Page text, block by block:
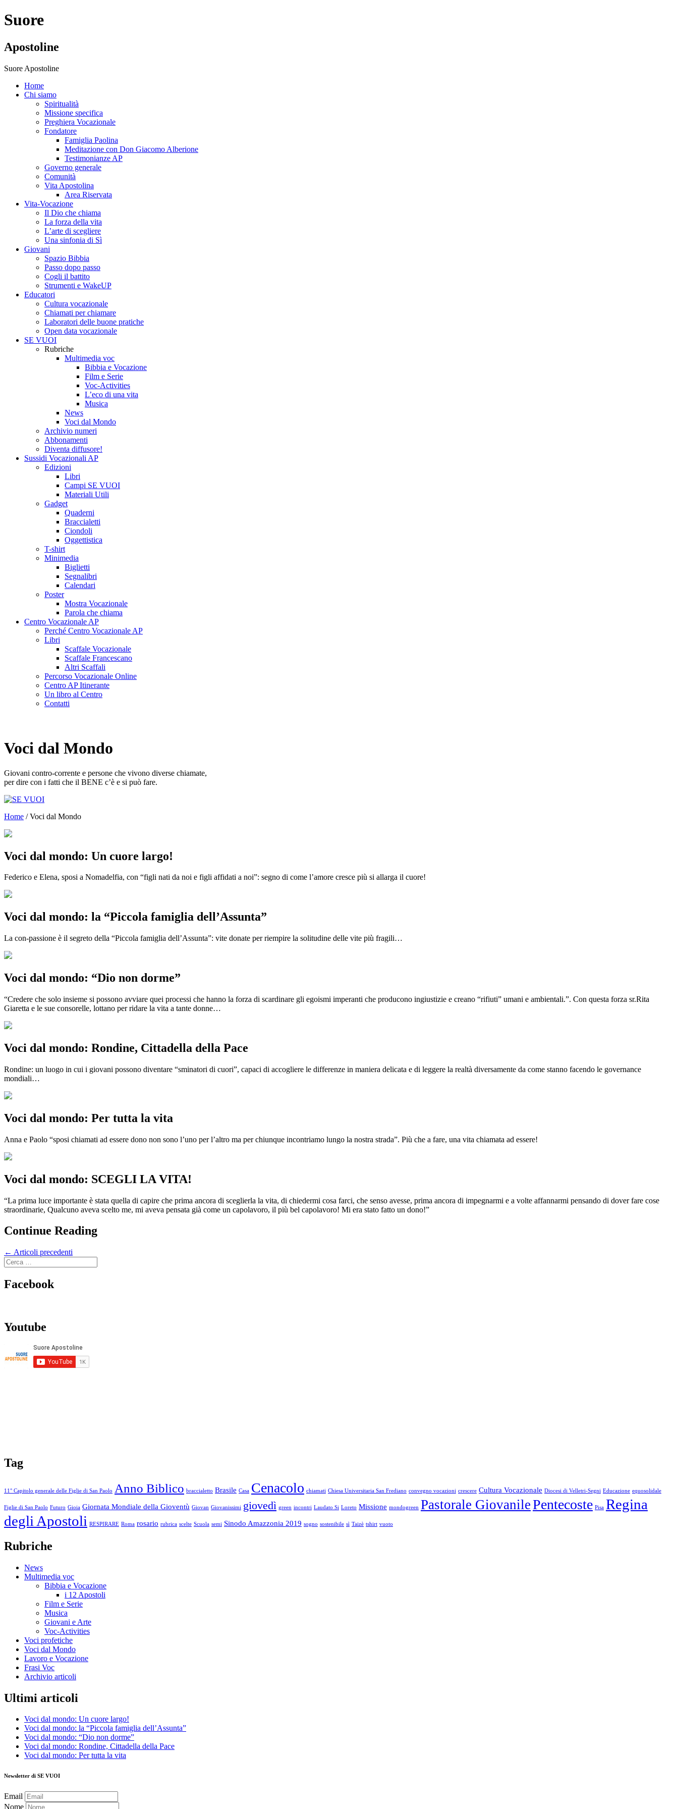
Suore
Apostoline
Suore Apostoline
Home
Chi siamo
Spiritualità
Missione specifica
Preghiera Vocazionale
Fondatore
Famiglia Paolina
Meditazione con Don Giacomo Alberione
Testimonianze AP
Governo generale
Comunità
Vita Apostolina
Area Riservata
Vita-Vocazione
Il Dio che chiama
La forza della vita
L’arte di scegliere
Una sinfonia di Sì
Giovani
Spazio Bibbia
Passo dopo passo
Cogli il battito
Strumenti e WakeUP
Educatori
Cultura vocazionale
Chiamati per chiamare
Laboratori delle buone pratiche
Open data vocazionale
SE VUOI
Rubriche
Multimedia voc
Bibbia e Vocazione
Film e Serie
Voc-Activities
L’eco di una vita
Musica
News
Voci dal Mondo
Archivio numeri
Abbonamenti
Diventa diffusore!
Sussidi Vocazionali AP
Edizioni
Libri
Campi SE VUOI
Materiali Utili
Gadget
Quaderni
Braccialetti
Ciondoli
Oggettistica
T-shirt
Minimedia
Biglietti
Segnalibri
Calendari
Poster
Mostra Vocazionale
Parola che chiama
Centro Vocazionale AP
Perché Centro Vocazionale AP
Libri
Scaffale Vocazionale
Scaffale Francescano
Altri Scaffali
Percorso Vocazionale Online
Centro AP Itinerante
Un libro al Centro
Contatti
Voci dal Mondo
Giovani contro-corrente e persone che vivono diverse chiamate,
per dire con i fatti che il BENE c’è e si può fare.
Home /Voci dal Mondo
Voci dal mondo: Un cuore largo!
Federico e Elena, sposi a Nomadelfia, con “figli nati da noi e figli affidati a noi”: segno di come l’amore cresce più si allarga il cuore!
Voci dal mondo: la “Piccola famiglia dell’Assunta”
La con-passione è il segreto della “Piccola famiglia dell’Assunta”: vite donate per riempire la solitudine delle vite più fragili…
Voci dal mondo: “Dio non dorme”
“Credere che solo insieme si possono avviare quei processi che hanno la forza di scardinare gli egoismi imperanti che producono ingiustizie e creano “rifiuti” umani e ambientali.”. Con questa forza sr.Rita
Giaretta e le sue consorelle, lottano per ridare la vita a tante donne…
Voci dal mondo: Rondine, Cittadella della Pace
Rondine: un luogo in cui i giovani possono diventare “sminatori di cuori”, capaci di accogliere le differenze in maniera delicata e di leggere la realtà diversamente da come stanno facendo le governance
mondiali…
Voci dal mondo: Per tutta la vita
Anna e Paolo “sposi chiamati ad essere dono non sono l’uno per l’altro ma per chiunque incontriamo lungo la nostra strada”. Più che a fare, una vita chiamata ad essere!
Voci dal mondo: SCEGLI LA VITA!
“La prima luce importante è stata quella di capire che prima ancora di sceglierla la vita, di chiedermi cosa farci, che senso avesse, prima ancora di impegnarmi e a volte affannarmi pensando di dover fare cose
straordinarie, Qualcuno aveva scelto me, mi aveva pensata già come un capolavoro, il più bel capolavoro! Mi era stato fatto un dono!”
Continue Reading
← Articoli precedenti
Facebook
Youtube
Tag
11° Capitolo generale delle Figlie di San Paolo Anno Biblico braccialetto Brasile Casa Cenacolo chiamati Chiesa Universitaria San Frediano convegno vocazioni crescere Cultura Vocazionale Diocesi di Velletri-Segni Educazione equosolidale
Figlie di San Paolo Futuro Gioia Giornata Mondiale della Gioventù Giovan Giovanissimi giovedì green incontri Laudato Si Loreto Missione mondogreen Pastorale GiovanilePentecoste Pisa Regina
degli Apostoli RESPIRARE Roma rosario rubrica scelte Scuola semi Sinodo Amazzonia 2019 sogno sostenibile sì Taizè tshirt vuoto
Rubriche
News
Multimedia voc
Bibbia e Vocazione
i 12 Apostoli
Film e Serie
Musica
Giovani e Arte
Voc-Activities
Voci profetiche
Voci dal Mondo
Lavoro e Vocazione
Frasi Voc
Archivio articoli
Ultimi articoli
Voci dal mondo: Un cuore largo!
Voci dal mondo: la “Piccola famiglia dell’Assunta”
Voci dal mondo: “Dio non dorme”
Voci dal mondo: Rondine, Cittadella della Pace
Voci dal mondo: Per tutta la vita
Newsletter di SE VUOI
Email
Nome